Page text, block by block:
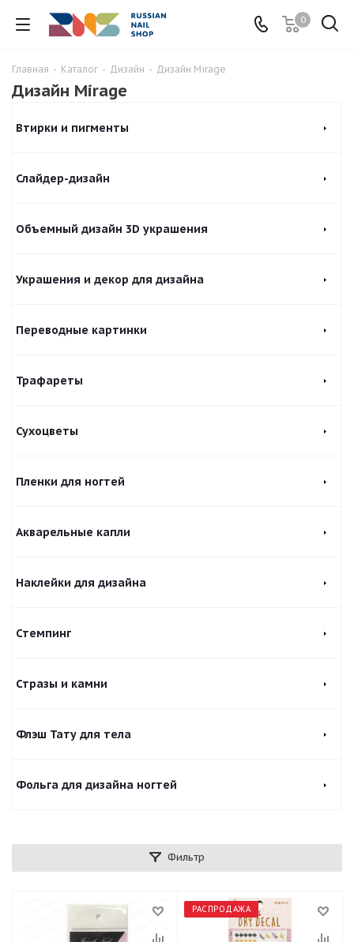
0
Главная - Каталог - Дизайн - Дизайн Mirage
Дизайн Mirage
Втирки и пигменты
Слайдер-дизайн
Объемный дизайн 3D украшения
Украшения и декор для дизайна
Переводные картинки
Трафареты
Сухоцветы
Пленки для ногтей
Акварельные капли
Наклейки для дизайна
Стемпинг
Стразы и камни
Флэш Тату для тела
Фольга для дизайна ногтей
Фильтр
РАСПРОДАЖА